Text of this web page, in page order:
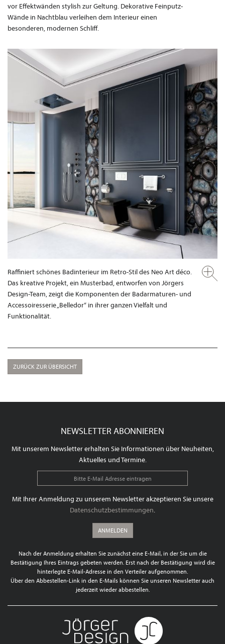
vor Effektwänden stylish zur Geltung. Dekorative Feinputz-
Wände in Nachtblau verleihen dem Interieur einen
besonderen, modernen Schliff.
Raffiniert schönes Badinterieur im Retro-Stil des Neo Art déco.
Das kreative Projekt, ein Musterbad, entworfen von Jörgers
Design-Team, zeigt die Komponenten der Badarmaturen- und
Accessoiresserie „Belledor“ in ihrer ganzen Vielfalt und
Funktionalität.
ZURÜCK ZUR ÜBERSICHT
NEWSLETTER ABONNIEREN
Mit unserem Newsletter erhalten Sie Informationen über Neuheiten,
Aktuelles und Termine.
Mit Ihrer Anmeldung zu unserem Newsletter akzeptieren Sie unsere
Datenschutzbestimmungen.
ANMELDEN
Nach der Anmeldung erhalten Sie zunächst eine E-Mail, in der Sie um die
Bestätigung Ihres Eintrags gebeten werden. Erst nach der Bestätigung wird die
hinterlegte E-Mail-Adresse in den Verteiler aufgenommen.
Über den Abbestellen-Link in den E-Mails können Sie unseren Newsletter auch
jederzeit wieder abbestellen.